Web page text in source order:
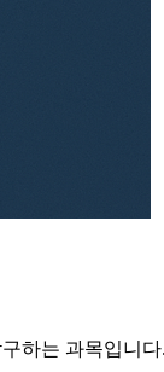
하는 과목입니다.